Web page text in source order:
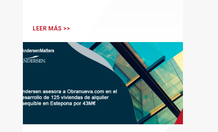
profesionales clave del sector.
LEER MÁS >>